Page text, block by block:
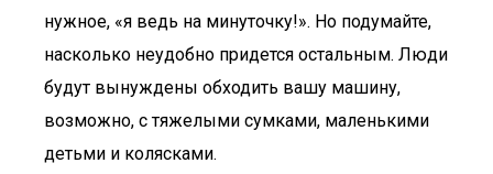
нужное, «я ведь на минуточку!». Но подумайте,
насколько неудобно придется остальным. Люди
будут вынуждены обходить вашу машину,
возможно, с тяжелыми сумками, маленькими
детьми и колясками.